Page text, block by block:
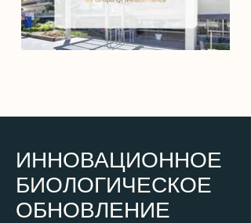
ИННОВАЦИОННОЕ
БИОЛОГИЧЕСКОЕ
ОБНОВЛЕНИЕ